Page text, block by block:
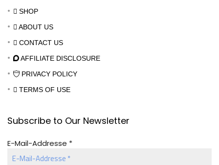
SHOP
ABOUT US
CONTACT US
AFFILIATE DISCLOSURE
PRIVACY POLICY
TERMS OF USE
Subscribe to Our Newsletter
E-Mail-Addresse *